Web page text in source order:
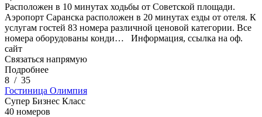
Расположен в 10 минутах ходьбы от Советской площади.
Аэропорт Саранска расположен в 20 минутах езды от отеля. К
услугам гостей 83 номера различной ценовой категории. Все
номера оборудованы конди… Информация, ссылка на оф.
сайт
Связаться напрямую
Подробнее
8 / 35
Гостиница Олимпия
Супер Бизнес Класс
40 номеров